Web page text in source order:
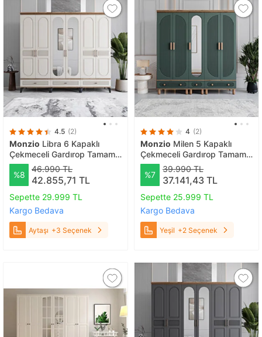
4.5 (2)
Monzio Libra 6 Kapaklı
Çekmeceli Gardırop Tamamı
Mdf (aytaşı) Aytaşı
%8
46.990 TL
42.855,71 TL
Sepette 29.999 TL
Kargo Bedava
Aytaşı +3 Seçenek
4 (2)
Monzio Milen 5 Kapaklı
Çekmeceli Gardırop Tamamı
Mdf (yeşil) Yeşil
%7
39.990 TL
37.141,43 TL
Sepette 25.999 TL
Kargo Bedava
Yeşil +2 Seçenek